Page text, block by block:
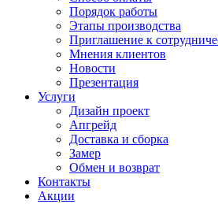
Порядок работы
Этапы производства
Приглашение к
Мнения клиентов
Новости
Презентация
Услуги
Дизайн проект
Апгрейд
Доставка и сборка
Замер
Обмен и возврат
Контакты
Акции